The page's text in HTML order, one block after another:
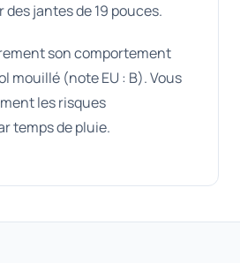
jantes de 19 pouces.
son comportement
mouillé (note EU : B). Vous
les risques
temps de pluie.